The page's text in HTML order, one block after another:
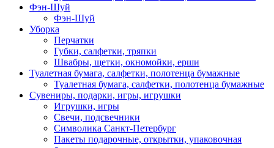
Фэн-Шуй
Фэн-Шуй
Уборка
Перчатки
Губки, салфетки, тряпки
Швабры, щетки, окномойки, ерши
Туалетная бумага, салфетки, полотенца бумажные
Туалетная бумага, салфетки, полотенца бумажные
Сувениры, подарки, игры, игрушки
Игрушки, игры
Свечи, подсвечники
Символика Санкт-Петербург
Пакеты подарочные, открытки, упаковочная